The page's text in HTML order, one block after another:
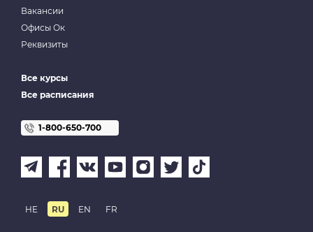
Вакансии
Офисы Ок
Реквизиты
Все курсы
Все расписания
1-800-650-700
HE RU EN FR